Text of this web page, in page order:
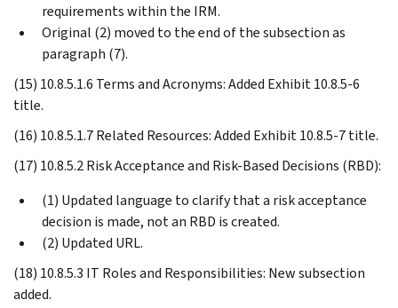
requirements within the IRM.
Original (2) moved to the end of the subsection as
paragraph (7).
(15) 10.8.5.1.6 Terms and Acronyms: Added Exhibit 10.8.5-6
title.
(16) 10.8.5.1.7 Related Resources: Added Exhibit 10.8.5-7 title.
(17) 10.8.5.2 Risk Acceptance and Risk-Based Decisions (RBD):
(1) Updated language to clarify that a risk acceptance
decision is made, not an RBD is created.
(2) Updated URL.
(18) 10.8.5.3 IT Roles and Responsibilities: New subsection
added.